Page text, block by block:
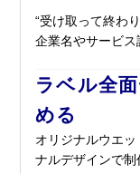
“受け取って終わ
企業名やサービス
ラベル全
める
オリジナルウエ
ナルデザインで制